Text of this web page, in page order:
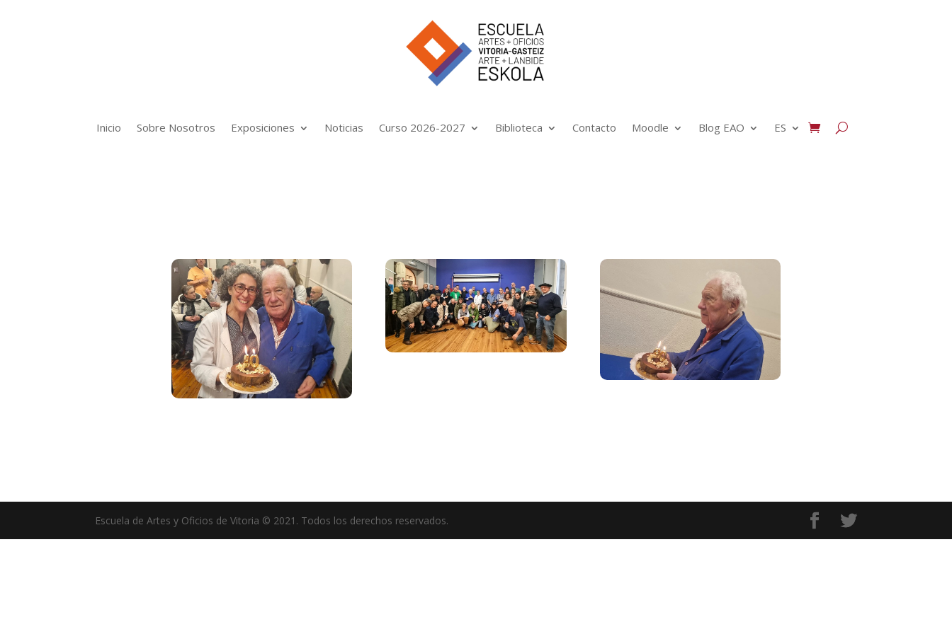
Inicio Sobre Nosotros Exposiciones Noticias Curso 2026-2027 Biblioteca Contacto Moodle Blog EAO ES
Escuela de Artes y Oficios de Vitoria © 2021. Todos los derechos reservados.